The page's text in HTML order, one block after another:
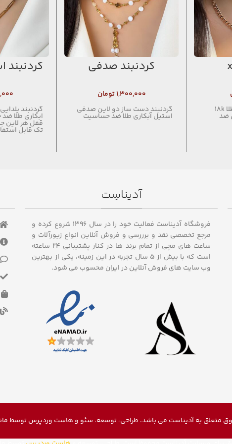
گردنبند ژوپینگ آبکاری طلا 18k
ضد
گردنبند صدفی
۱,۳۰۰,۰۰۰ تومان
گردنبند دست ساز دو لاین صدفی
استیل آبکاری طلا ضد حساسیت
گردنبند
ابکاری طلا
قفل هر لاین
تک قابل
آدیناسِت
فروشگاه آدیناست فعالیت خود را در سال ۱۳۹۶ شروع کرده و
مرجع تخصصی نقد و برررسی و فروش آنلاین انواع زیورآلات و
ساعت های مچی از تمام برند ها در کنار پشتیبانی ۲۴ ساعته
است که با بیش از 5 سال تجربه در این زمینه، یکی از بهترین
وب سایت های فروش آنلاین در ایران محسوب می شود.
متعلق به آدیناست می باشد. طراحی، توسعه، سئو و هاست وردپرستوسط